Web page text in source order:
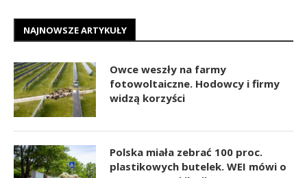
NAJNOWSZE ARTYKUŁY
Owce weszły na farmy
fotowoltaiczne. Hodowcy i firmy
widzą korzyści
Polska miała zebrać 100 proc.
plastikowych butelek. WEI mówi o